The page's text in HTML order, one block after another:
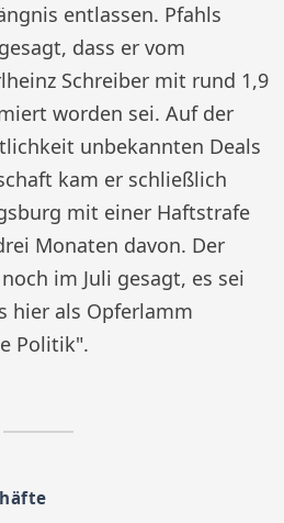
entlassen. Pfahls
dass er vom
Schreiber mit rund 1,9
worden sei. Auf der
unbekannten Deals
kam er schließlich
mit einer Haftstrafe
Monaten davon. Der
im Juli gesagt, es sei
hier als Opferlamm
Politik".